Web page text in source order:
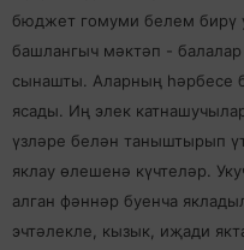
бюджет гомуми белем бирү
башлангыч мәктәп - балалар
сынашты. Аларның һәрбесе
ясады. Иң элек
үзләре белән таныштырып
яклау өлешенә күчтеләр.
алган фәннәр буенча
эчтәлекле, кызык, иҗади